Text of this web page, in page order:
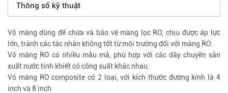
Thông số kỹ thuật
Vỏ màng dùng để chứa và bảo vệ màng lọc RO, chịu được áp lực
lớn, tránh các tác nhân không tốt từ môi trường đối với màng RO.
Vỏ màng RO có nhiều mẫu mã, phù hợp với các dây chuyền sản
xuất nước tinh khiết có công suất khác nhau.
Vỏ màng RO composite có 2 loại, với kích thước đường kính là 4
inch và 8 inch